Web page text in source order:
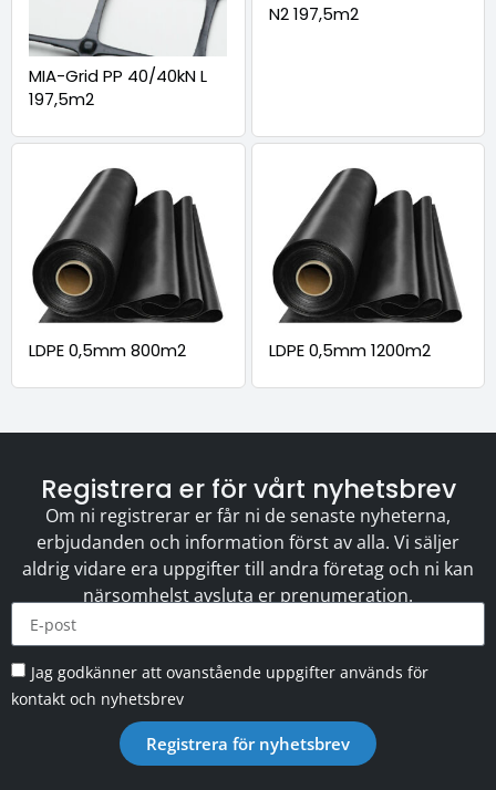
MIA-Grid PP 40/40kN L
197,5m2
N2 197,5m2
LDPE 0,5mm 800m2 LDPE 0,5mm 1200m2
Registrera er för vårt nyhetsbrev
Om ni registrerar er får ni de senaste nyheterna,
erbjudanden och information först av alla. Vi säljer
aldrig vidare era uppgifter till andra företag och ni kan
närsomhelst avsluta er prenumeration.
Jag godkänner att ovanstående uppgifter används för
kontakt och nyhetsbrev
Registrera för nyhetsbrev